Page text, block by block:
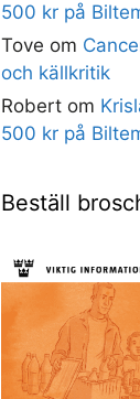
500 kr på
Tove om
och källkritik
Robert om
500 kr på
Beställ